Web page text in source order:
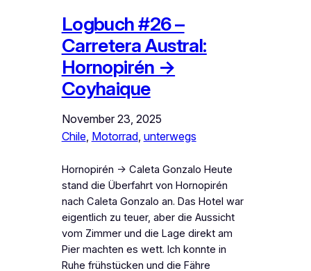
Logbuch #26 –
Carretera Austral:
Hornopirén →
Coyhaique
November 23, 2025
Chile, Motorrad, unterwegs
Hornopirén → Caleta Gonzalo Heute
stand die Überfahrt von Hornopirén
nach Caleta Gonzalo an. Das Hotel war
eigentlich zu teuer, aber die Aussicht
vom Zimmer und die Lage direkt am
Pier machten es wett. Ich konnte in
Ruhe frühstücken und die Fähre